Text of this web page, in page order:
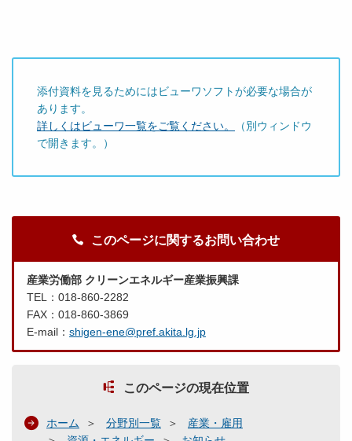
添付資料を見るためにはビューワソフトが必要な場合が
あります。
詳しくはビューワ一覧をご覧ください。
（別ウィンドウ
で開きます。）
このページに関するお問い合わせ
産業労働部 クリーンエネルギー産業振興課
TEL：018-860-2282
FAX：018-860-3869
E-mail： shigen-ene@pref.akita.lg.jp
このページの現在位置
ホーム 分野別一覧
産業・雇用